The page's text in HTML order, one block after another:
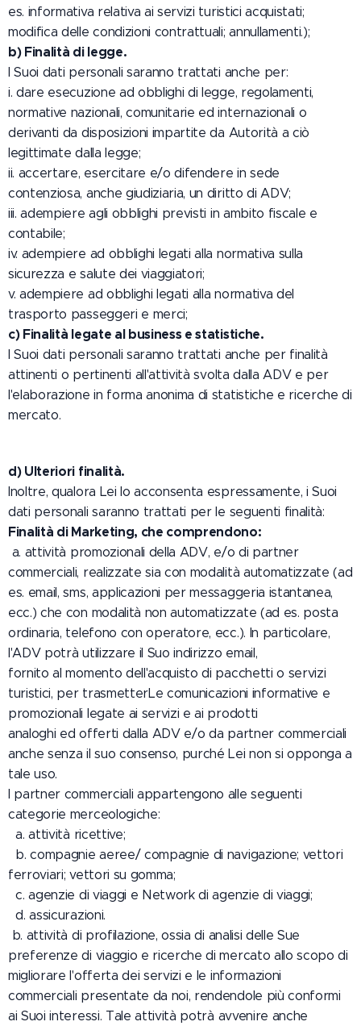
es. informativa relativa ai servizi turistici acquistati;
modifica delle condizioni contrattuali; annullamenti.);
b) Finalità di legge.
I Suoi dati personali saranno trattati anche per:
i. dare esecuzione ad obblighi di legge, regolamenti,
normative nazionali, comunitarie ed internazionali o
derivanti da disposizioni impartite da Autorità a ciò
legittimate dalla legge;
ii. accertare, esercitare e/o difendere in sede
contenziosa, anche giudiziaria, un diritto di ADV;
iii. adempiere agli obblighi previsti in ambito fiscale e
contabile;
iv. adempiere ad obblighi legati alla normativa sulla
sicurezza e salute dei viaggiatori;
v. adempiere ad obblighi legati alla normativa del
trasporto passeggeri e merci;
c) Finalità legate al business e statistiche.
I Suoi dati personali saranno trattati anche per finalità
attinenti o pertinenti all'attività svolta dalla ADV e per
l'elaborazione in forma anonima di statistiche e ricerche di
mercato.
d) Ulteriori finalità.
Inoltre, qualora Lei lo acconsenta espressamente, i Suoi
dati personali saranno trattati per le seguenti finalità:
Finalità di Marketing, che comprendono:
a. attività promozionali della ADV, e/o di partner
commerciali, realizzate sia con modalità automatizzate (ad
es. email, sms, applicazioni per messaggeria istantanea,
ecc.) che con modalità non automatizzate (ad es. posta
ordinaria, telefono con operatore, ecc.). In particolare,
l'ADV potrà utilizzare il Suo indirizzo email,
fornito al momento dell'acquisto di pacchetti o servizi
turistici, per trasmetterLe comunicazioni informative e
promozionali legate ai servizi e ai prodotti
analoghi ed offerti dalla ADV e/o da partner commerciali
anche senza il suo consenso, purché Lei non si opponga a
tale uso.
I partner commerciali appartengono alle seguenti
categorie merceologiche:
a. attività ricettive;
b. compagnie aeree/ compagnie di navigazione; vettori
ferroviari; vettori su gomma;
c. agenzie di viaggi e Network di agenzie di viaggi;
d. assicurazioni.
b. attività di profilazione, ossia di analisi delle Sue
preferenze di viaggio e ricerche di mercato allo scopo di
migliorare l'offerta dei servizi e le informazioni
commerciali presentate da noi, rendendole più conformi
ai Suoi interessi. Tale attività potrà avvenire anche